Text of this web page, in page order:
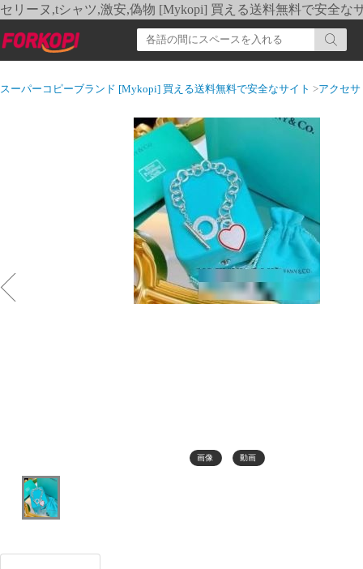
セリーヌ,tシャツ,激安,偽物 [Mykopi] 買える送料無料で安全な
スーパーコピーブランド [Mykopi] 買える送料無料で安全なサイト >アクセサ
画像 動画